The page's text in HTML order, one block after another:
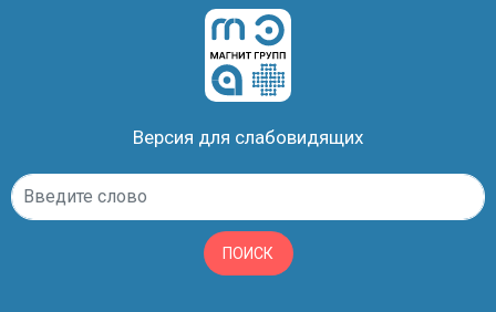
Версия для слабовидящих
ПОИСК